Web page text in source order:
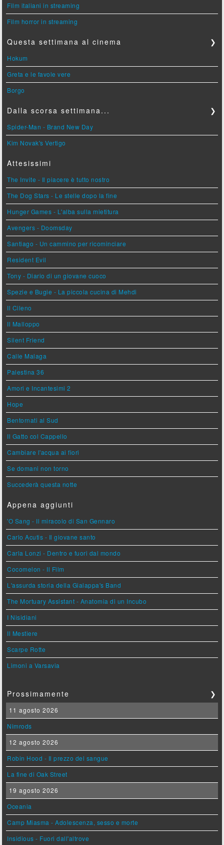
Film italiani in streaming
Film horror in streaming
Questa settimana al cinema ❯
Hokum
Greta e le favole vere
Borgo
Dalla scorsa settimana... ❯
Spider-Man - Brand New Day
Kim Novak's Vertigo
Attesissimi
The Invite - Il piacere è tutto nostro
The Dog Stars - Le stelle dopo la fine
Hunger Games - L'alba sulla mietitura
Avengers - Doomsday
Santiago - Un cammino per ricominciare
Resident Evil
Tony - Diario di un giovane cuoco
Spezie e Bugie - La piccola cucina di Mehdi
Il Cileno
Il Malloppo
Silent Friend
Calle Malaga
Palestina 36
Amori e Incantesimi 2
Hope
Bentornati al Sud
Il Gatto col Cappello
Cambiare l'acqua ai fiori
Se domani non torno
Succederà questa notte
Appena aggiunti
'O Sang - Il miracolo di San Gennaro
Carlo Acutis - Il giovane santo
Carla Lonzi - Dentro e fuori dal mondo
Cocomelon - Il Film
L'assurda storia della Gialappa's Band
The Mortuary Assistant - Anatomia di un Incubo
I Nisidiani
Il Mestiere
Scarpe Rotte
Limoni a Varsavia
Prossimamente ❯
11 agosto 2026
Nimrods
12 agosto 2026
Robin Hood - Il prezzo del sangue
La fine di Oak Street
19 agosto 2026
Oceania
Camp Miasma - Adolescenza, sesso e morte
Insidious - Fuori dall'altrove